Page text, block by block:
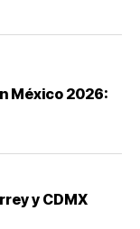
México 2026:
y CDMX